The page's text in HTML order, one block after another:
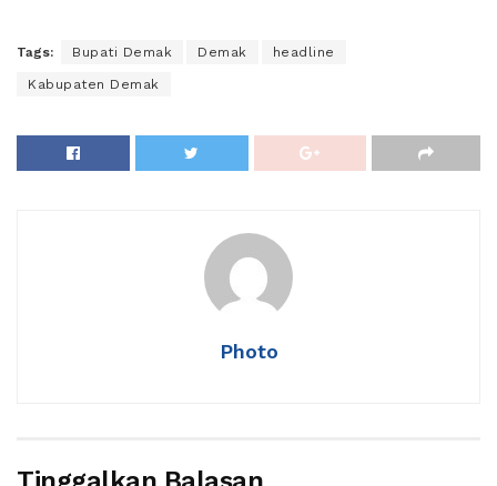
Tags: Bupati Demak Demak headline
Kabupaten Demak
Photo